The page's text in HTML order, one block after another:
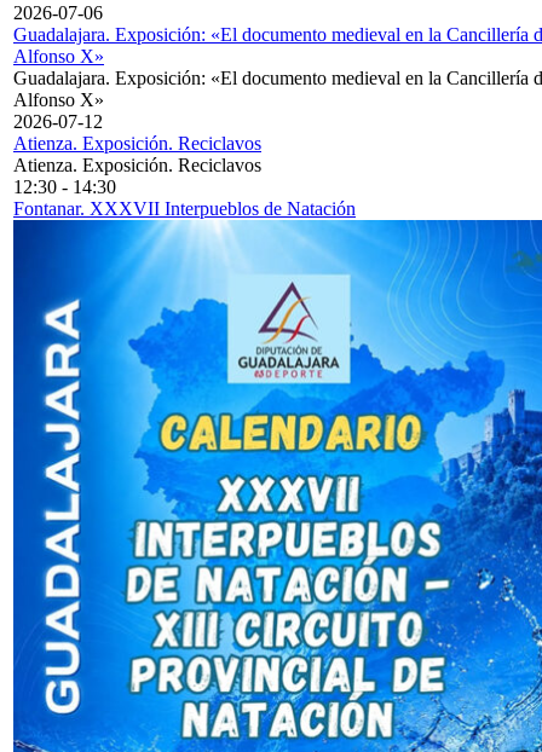
2026-07-06
Guadalajara. Exposición: «El documento medieval en la Cancillería
Alfonso X»
Guadalajara. Exposición: «El documento medieval en la Cancillería
Alfonso X»
2026-07-12
Atienza. Exposición. Reciclavos
Atienza. Exposición. Reciclavos
12:30 - 14:30
Fontanar. XXXVII Interpueblos de Natación